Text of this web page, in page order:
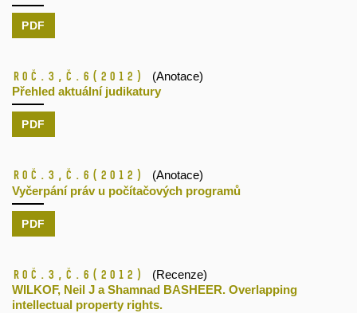
PDF
Roč.3, č.6 (2012)
(Anotace)
Přehled aktuální judikatury
PDF
Roč.3, č.6 (2012)
(Anotace)
Vyčerpání práv u počítačových programů
PDF
Roč.3, č.6 (2012)
(Recenze)
WILKOF, Neil J a Shamnad BASHEER. Overlapping
intellectual property rights.